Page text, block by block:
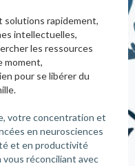
solutions rapidement,
intellectuelles,
les ressources
moment,
pour se libérer du
votre concentration et
en neurosciences
et en productivité
réconciliant avec